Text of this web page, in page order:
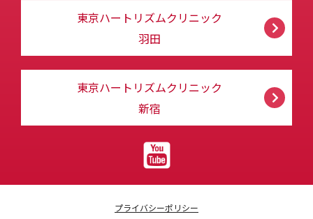
東京ハートリズムクリニック
羽田
東京ハートリズムクリニック
新宿
プライバシーポリシー